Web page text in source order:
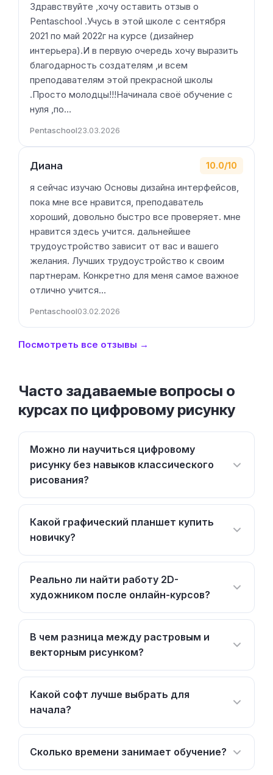
Здравствуйте ,хочу оставить отзыв о
Pentaschool .Учусь в этой школе с сентября
2021 по май 2022г на курсе (дизайнер
интерьера).И в первую очередь хочу выразить
благодарность создателям ,и всем
преподавателям этой прекрасной школы
.Просто молодцы!!!Начинала своё обучение с
нуля ,по…
Pentaschool23.03.2026
Диана 10.0/10
я сейчас изучаю Основы дизайна интерфейсов,
пока мне все нравится, преподаватель
хороший, довольно быстро все проверяет. мне
нравится здесь учится. дальнейшее
трудоустройство зависит от вас и вашего
желания. Лучших трудоустройство к своим
партнерам. Конкретно для меня самое важное
отлично учится…
Pentaschool03.02.2026
Посмотреть все отзывы →
Часто задаваемые вопросы о
курсах по цифровому рисунку
Можно ли научиться цифровому
рисунку без навыков классического
рисования?
Какой графический планшет купить
новичку?
Реально ли найти работу 2D-
художником после онлайн-курсов?
В чем разница между растровым и
векторным рисунком?
Какой софт лучше выбрать для
начала?
Сколько времени занимает обучение?